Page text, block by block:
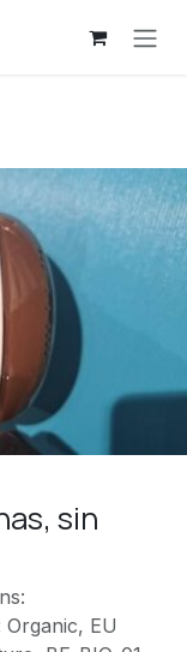
sin
EU